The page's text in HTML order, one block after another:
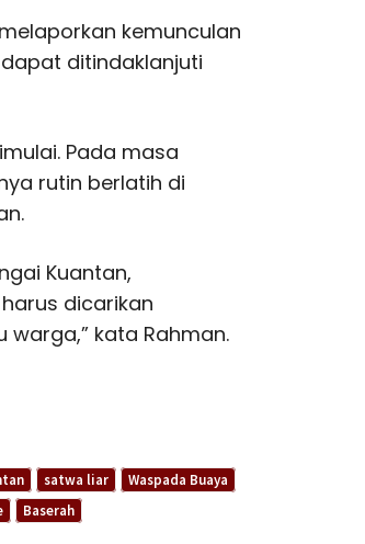
kemunculan
ditindaklanjuti
Pada masa
rutin berlatih di
Kuantan,
dicarikan
kata Rahman.
satwa liar
Waspada Buaya
Baserah